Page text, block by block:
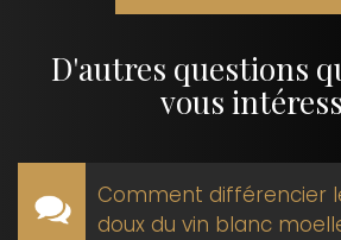
D'autres questions
vous
Comment différencier
doux du vin blanc